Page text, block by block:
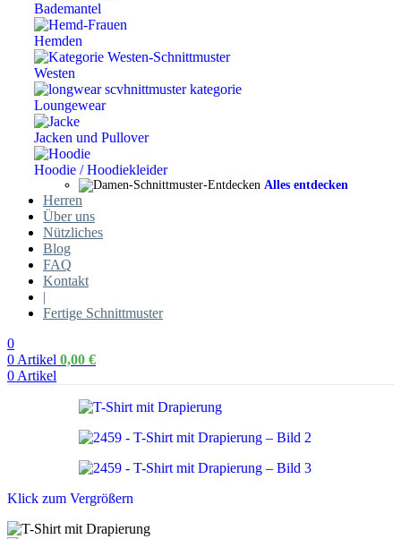
Bademantel
Hemden
Westen
Loungewear
Jacken und Pullover
Hoodie / Hoodiekleider
Alles entdecken
Herren
Über uns
Nützliches
Blog
FAQ
Kontakt
|
Fertige Schnittmuster
0
0 Artikel 0,00 €
0 Artikel
Klick zum Vergrößern